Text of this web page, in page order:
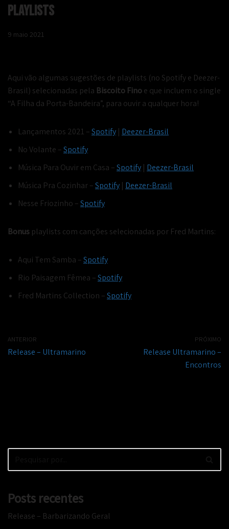
Playlists
9 maio 2021
Aqui vão algumas sugestões de playlists (no Spotify e Deezer-
Brasil) selecionadas pela Biscoito Finoe que incluem o single
“A Filha da Porta-Bandeira”, para ouvir a qualquer hora!
Lançamentos 2021 –Spotify | Deezer-Brasil
No Volante –Spotify
Música Para Ouvir em Casa –Spotify | Deezer-Brasil
Música Pra Cozinhar –Spotify | Deezer-Brasil
Nesse Friozinho –Spotify
Bonus playlists com canções selecionadas por Fred Martins:
Aqui Tem Samba –Spotify
Rio Paisagem Fêmea –Spotify
Fred Martins Collection –Spotify
ANTERIOR
Release – Ultramarino
PRÓXIMO
Release Ultramarino –
Encontros
Posts recentes
Release – Barbarizando Geral